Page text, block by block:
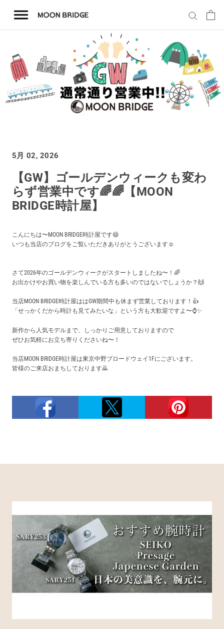
テ
ッ
ホーム
商品一覧
店舗案内
保証とメンテナンス
お問い合わせ
5月 02, 2026
【GW】ゴールデンウィークも変わ
らず営業中です🌈🌈【MOON
BRIDGE時計屋】
こんにちは〜MOON BRIDGE時計屋です😆
いつも当店のブログをご覧いただきありがとうございます☺️
さて2026年のゴールデンウィークがスタートしましたね〜！🌈
お出かけやお買い物を楽しんでいる方も多いのではないでしょうか？🙌
当店MOON BRIDGE時計屋ははGW期間中も休まず営業しております！👍️
「せっかくだから時計も見てみたいな」という方も大歓迎ですよ〜⌚✨
新作から人気モデルまで、しっかりご用意しておりますので
ぜひお気軽にお立ち寄りくださいね〜！
当店MOON BRIDGE時計屋は東京中野ブロードウェイ1Fにございます。
皆様のご来店おまちしております🙇